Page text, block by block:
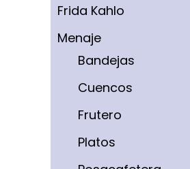
Frida Kahlo
Menaje
Bandejas
Cuencos
Frutero
Platos